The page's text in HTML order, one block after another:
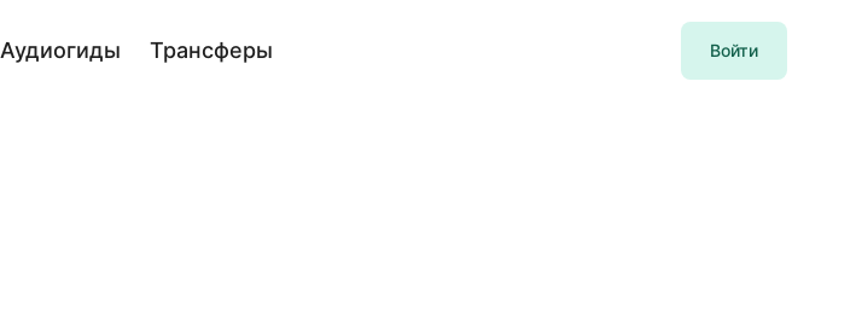
Аудиогиды Трансферы Войти